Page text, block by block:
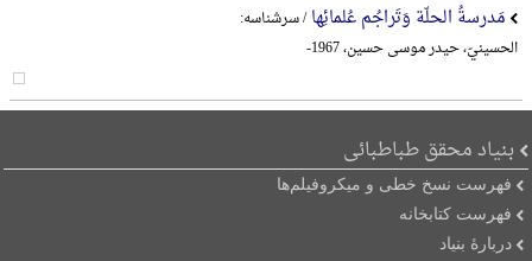
مَدرسةُ الحلّة وَتَراجُم عُلمائِها/ سرشناسه:
الحسینيّ، حیدر موسی حسین، 1967-
بنیاد محقق طباطبائی
فهرست نسخ خطی و میکروفیلم‌ها
فهرست کتابخانه
دربارۀ بنیاد